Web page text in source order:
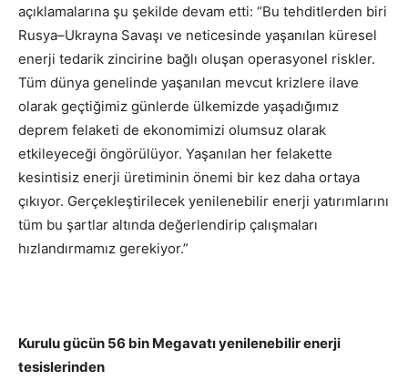
açıklamalarına şu şekilde devam etti: “Bu tehditlerden biri
Rusya–Ukrayna Savaşı ve neticesinde yaşanılan küresel
enerji tedarik zincirine bağlı oluşan operasyonel riskler.
Tüm dünya genelinde yaşanılan mevcut krizlere ilave
olarak geçtiğimiz günlerde ülkemizde yaşadığımız
deprem felaketi de ekonomimizi olumsuz olarak
etkileyeceği öngörülüyor. Yaşanılan her felakette
kesintisiz enerji üretiminin önemi bir kez daha ortaya
çıkıyor. Gerçekleştirilecek yenilenebilir enerji yatırımlarını
tüm bu şartlar altında değerlendirip çalışmaları
hızlandırmamız gerekiyor.”
Kurulu gücün 56 bin Megavatı yenilenebilir enerji
tesislerinden